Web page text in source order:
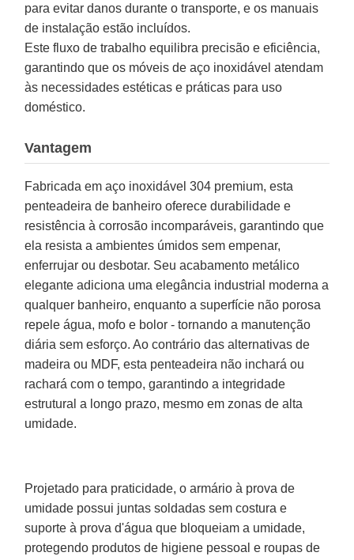
para evitar danos durante o transporte, e os manuais
de instalação estão incluídos.
Este fluxo de trabalho equilibra precisão e eficiência,
garantindo que os móveis de aço inoxidável atendam
às necessidades estéticas e práticas para uso
doméstico.
Vantagem
Fabricada em aço inoxidável 304 premium, esta
penteadeira de banheiro oferece durabilidade e
resistência à corrosão incomparáveis, garantindo que
ela resista a ambientes úmidos sem empenar,
enferrujar ou desbotar. Seu acabamento metálico
elegante adiciona uma elegância industrial moderna a
qualquer banheiro, enquanto a superfície não porosa
repele água, mofo e bolor - tornando a manutenção
diária sem esforço. Ao contrário das alternativas de
madeira ou MDF, esta penteadeira não inchará ou
rachará com o tempo, garantindo a integridade
estrutural a longo prazo, mesmo em zonas de alta
umidade.
Projetado para praticidade, o armário à prova de
umidade possui juntas soldadas sem costura e
suporte à prova d'água que bloqueiam a umidade,
protegendo produtos de higiene pessoal e roupas de